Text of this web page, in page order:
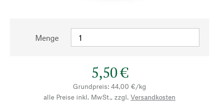
Menge
5,50 €
Grundpreis: 44,00 €/kg
alle Preise inkl. MwSt., zzgl. Versandkosten